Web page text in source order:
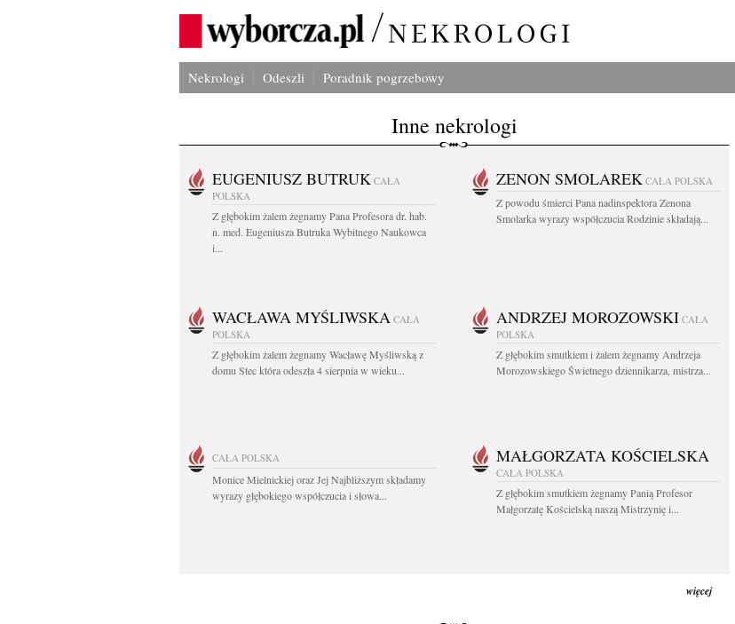
Nekrologi Odeszli Poradnik pogrzebowy
Inne nekrologi
EUGENIUSZ BUTRUK CAŁA
POLSKA
Z głębokim żalem żegnamy Pana Profesora dr. hab.
n. med. Eugeniusza Butruka Wybitnego Naukowca
i...
ZENON SMOLAREK CAŁA POLSKA
Z powodu śmierci Pana nadinspektora Zenona
Smolarka wyrazy współczucia Rodzinie składają...
WACŁAWA MYŚLIWSKA CAŁA
POLSKA
Z głębokim żalem żegnamy Wacławę Myśliwską z
domu Stec która odeszła 4 sierpnia w wieku...
ANDRZEJ MOROZOWSKI CAŁA
POLSKA
Z głębokim smutkiem i żalem żegnamy Andrzeja
Morozowskiego Świetnego dziennikarza, mistrza...
CAŁA POLSKA
Monice Mielnickiej oraz Jej Najbliższym składamy
wyrazy głębokiego współczucia i słowa...
MAŁGORZATA KOŚCIELSKA
CAŁA POLSKA
Z głębokim smutkiem żegnamy Panią Profesor
Małgorzatę Kościelską naszą Mistrzynię i...
więcej